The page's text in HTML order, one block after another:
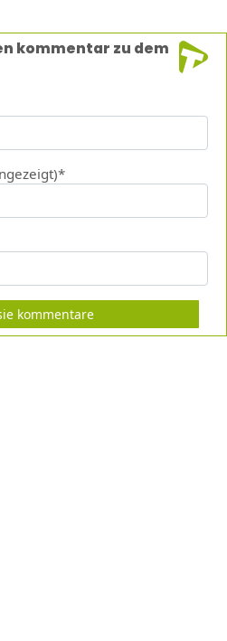
kommentar zu dem
kommentare